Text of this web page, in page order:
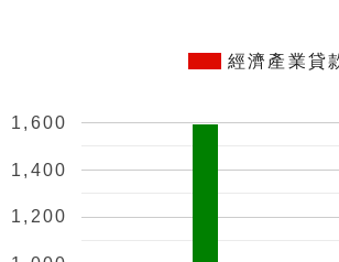
經濟產業貸
1,200
1,400
1,600